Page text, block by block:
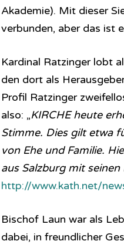
Akademie). Mit dieser
verbunden, aber das ist
Kardinal Ratzinger lobt
den dort als
Profil Ratzinger
also: „KIRCHE heute
Stimme. Dies gilt etwa
von Ehe und Familie.
aus Salzburg mit
http://www.kath.net/
Bischof Laun war als
dabei, in freundlicher